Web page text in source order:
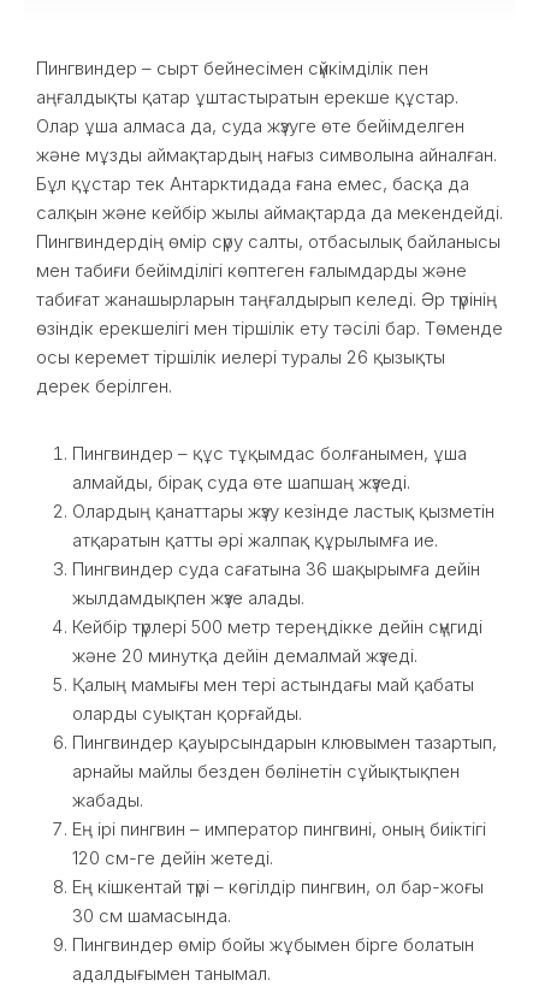
Пингвиндер – сырт бейнесімен сүйкімділік пен
аңғалдықты қатар ұштастыратын ерекше құстар.
Олар ұша алмаса да, суда жүзуге өте бейімделген
және мұзды аймақтардың нағыз символына айналған.
Бұл құстар тек Антарктидада ғана емес, басқа да
салқын және кейбір жылы аймақтарда да мекендейді.
Пингвиндердің өмір сүру салты, отбасылық байланысы
мен табиғи бейімділігі көптеген ғалымдарды және
табиғат жанашырларын таңғалдырып келеді. Әр түрінің
өзіндік ерекшелігі мен тіршілік ету тәсілі бар. Төменде
осы керемет тіршілік иелері туралы 26 қызықты
дерек берілген.
Пингвиндер – құс тұқымдас болғанымен, ұша
алмайды, бірақ суда өте шапшаң жүзеді.
Олардың қанаттары жүзу кезінде ластық қызметін
атқаратын қатты әрі жалпақ құрылымға ие.
Пингвиндер суда сағатына 36 шақырымға дейін
жылдамдықпен жүзе алады.
Кейбір түрлері 500 метр тереңдікке дейін сүңгиді
және 20 минутқа дейін демалмай жүзеді.
Қалың мамығы мен тері астындағы май қабаты
оларды суықтан қорғайды.
Пингвиндер қауырсындарын клювымен тазартып,
арнайы майлы безден бөлінетін сұйықтықпен
жабады.
Ең ірі пингвин – император пингвині, оның биіктігі
120 см-ге дейін жетеді.
Ең кішкентай түрі – көгілдір пингвин, ол бар-жоғы
30 см шамасында.
Пингвиндер өмір бойы жұбымен бірге болатын
адалдығымен танымал.